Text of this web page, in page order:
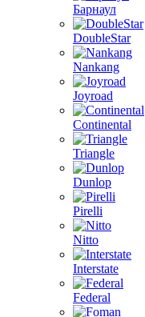
Барнаул
DoubleStar
Nankang
Joyroad
Continental
Triangle
Dunlop
Pirelli
Nitto
Interstate
Federal